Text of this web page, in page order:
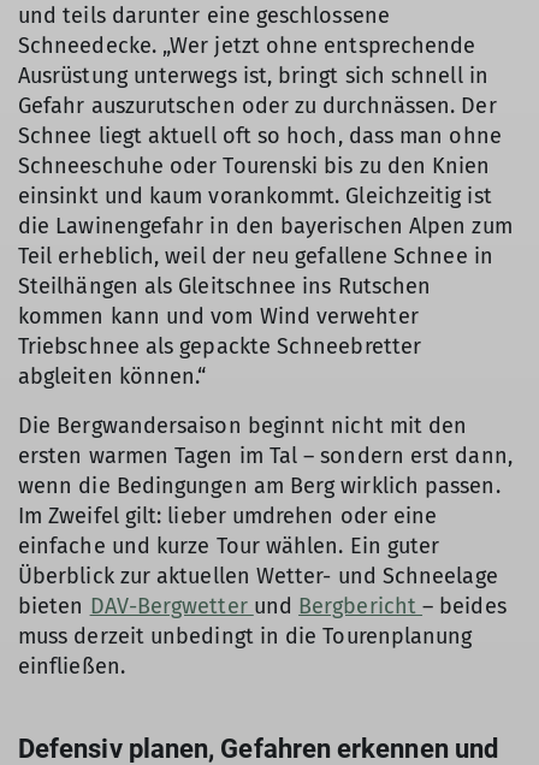
und teils darunter eine geschlossene
Schneedecke. „Wer jetzt ohne entsprechende
Ausrüstung unterwegs ist, bringt sich schnell in
Gefahr auszurutschen oder zu durchnässen. Der
Schnee liegt aktuell oft so hoch, dass man ohne
Schneeschuhe oder Tourenski bis zu den Knien
einsinkt und kaum vorankommt. Gleichzeitig ist
die Lawinengefahr in den bayerischen Alpen zum
Teil erheblich, weil der neu gefallene Schnee in
Steilhängen als Gleitschnee ins Rutschen
kommen kann und vom Wind verwehter
Triebschnee als gepackte Schneebretter
abgleiten können.“
Die Bergwandersaison beginnt nicht mit den
ersten warmen Tagen im Tal – sondern erst dann,
wenn die Bedingungen am Berg wirklich passen.
Im Zweifel gilt: lieber umdrehen oder eine
einfache und kurze Tour wählen. Ein guter
Überblick zur aktuellen Wetter- und Schneelage
bieten DAV-Bergwetter und Bergbericht– beides
muss derzeit unbedingt in die Tourenplanung
einfließen.
Defensiv planen, Gefahren erkennen und